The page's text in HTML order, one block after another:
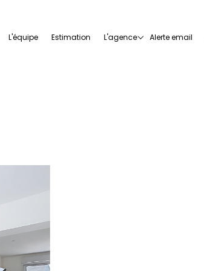
l'équipe estimation l'agence alerte email